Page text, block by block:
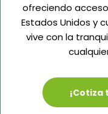
ofreciendo
Estados Unidos y
vive con la